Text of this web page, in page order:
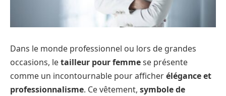
Dans le monde professionnel ou lors de grandes
occasions, letailleur pour femmese présente
comme un incontournable pour afficherélégance et
professionnalisme. Ce vêtement, symbole de